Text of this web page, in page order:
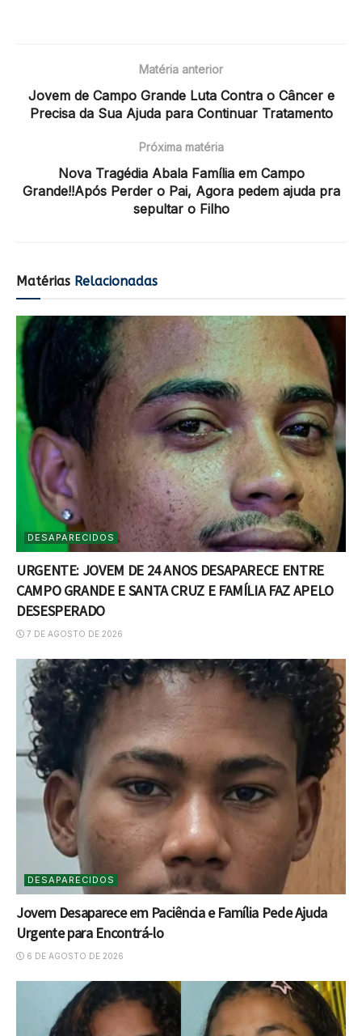
Matéria anterior
Jovem de Campo Grande Luta Contra o Câncer e
Precisa da Sua Ajuda para Continuar Tratamento
Próxima matéria
Nova Tragédia Abala Família em Campo
Grande!!Após Perder o Pai, Agora pedem ajuda pra
sepultar o Filho
Matérias Relacionadas
DESAPARECIDOS
URGENTE: JOVEM DE 24 ANOS DESAPARECE ENTRE
CAMPO GRANDE E SANTA CRUZ E FAMÍLIA FAZ APELO
DESESPERADO
7 DE AGOSTO DE 2026
DESAPARECIDOS
Jovem Desaparece em Paciência e Família Pede Ajuda
Urgente para Encontrá-lo
6 DE AGOSTO DE 2026